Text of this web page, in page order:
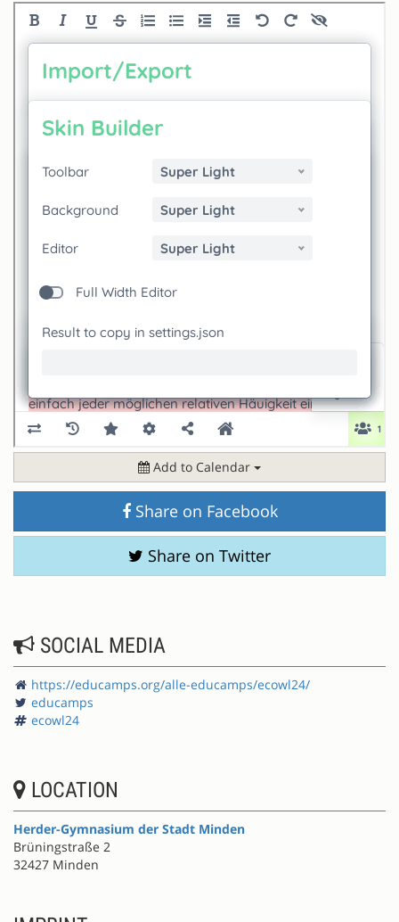
Add to Calendar
Share on Facebook
Share on Twitter
SOCIAL MEDIA
https://educamps.org/alle-educamps/ecowl24/
educamps
ecowl24
LOCATION
Herder-Gymnasium der Stadt Minden
Brüningstraße 2
32427 Minden